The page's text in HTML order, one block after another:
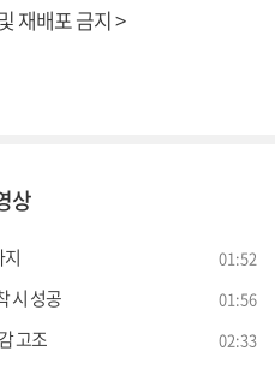
재배포 금지 >
상
01:52
시 성공 01:56
고조 02:33